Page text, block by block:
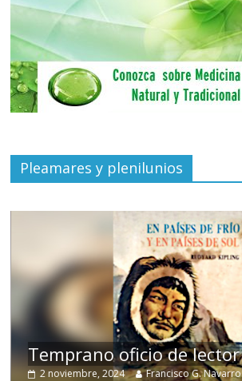
Pleamares y plenilunios
Temprano oficio de lector
2 noviembre, 2024 Francisco G. Navarro